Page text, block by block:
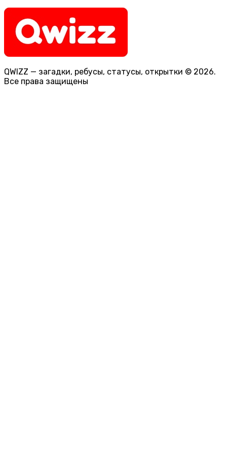
QWIZZ — загадки, ребусы, статусы, открытки © 2026.
Все права защищены